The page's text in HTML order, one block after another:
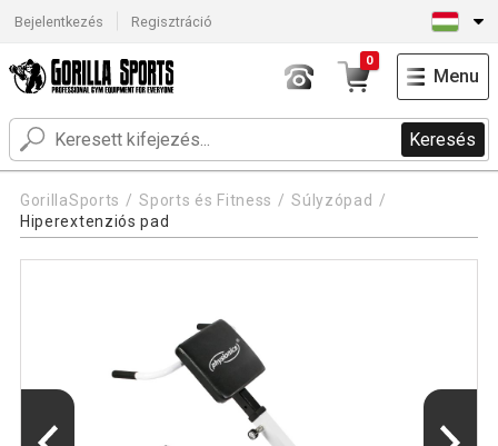
Bejelentkezés Regisztráció
Keresés
0
Menu
GorillaSports Sports és Fitness
Súlyzópad
Hiperextenziós pad